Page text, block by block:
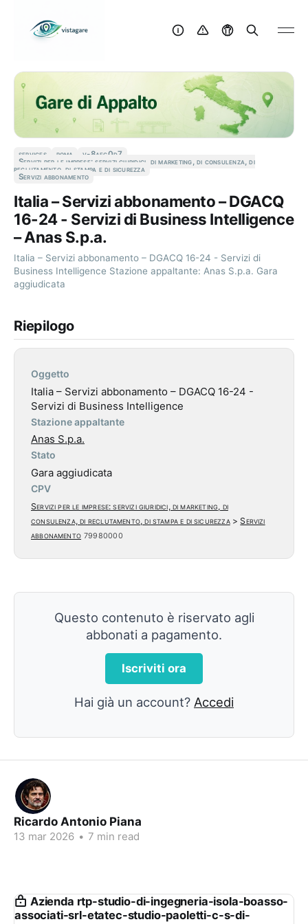
services roma v-8aec0d7
Servizi per le imprese: servizi giuridici, di marketing, di consulenza, di
reclutamento, di stampa e di sicurezza
Servizi abbonamento
Italia – Servizi abbonamento – DGACQ
16-24 - Servizi di Business Intelligence
– Anas S.p.a.
Italia – Servizi abbonamento – DGACQ 16-24 - Servizi di
Business Intelligence Stazione appaltante: Anas S.p.a. Gara
aggiudicata
Riepilogo
Oggetto
Italia – Servizi abbonamento – DGACQ 16-24 -
Servizi di Business Intelligence
Stazione appaltante
Anas S.p.a.
Stato
Gara aggiudicata
CPV
Servizi per le imprese: servizi giuridici, di marketing, di
consulenza, di reclutamento, di stampa e di sicurezza> Servizi
abbonamento 79980000
Questo contenuto è riservato agli
abbonati a pagamento.
Iscriviti ora
Hai già un account? Accedi
Ricardo Antonio Piana
13 mar 2026 • 7 min read
Azienda rtp-studio-di-ingegneria-isola-boasso-
associati-srl-etatec-studio-paoletti-c-s-di-